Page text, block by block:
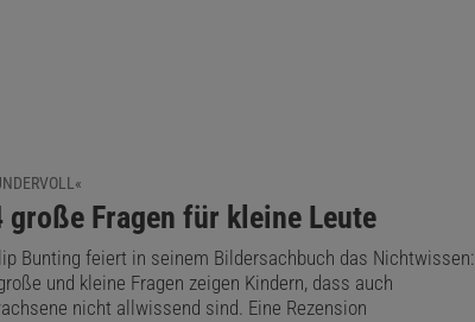
große Fragen für kleine Leute
Bunting feiert in seinem Bildersachbuch das Nichtwissen:
und kleine Fragen zeigen Kindern, dass auch
nicht allwissend sind. Eine Rezension